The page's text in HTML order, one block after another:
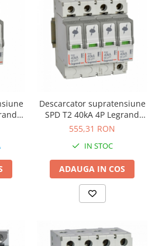
Descarcator supratensiune
SPD T2 40kA 4P Legrand
412243
555,31 RON
IN STOC
ADAUGA IN COS